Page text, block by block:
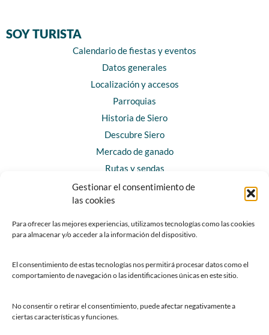
Gestionar el consentimiento de
las cookies
Para ofrecer las mejores experiencias, utilizamos tecnologías como las cookies
para almacenar y/o acceder a la información del dispositivo.
El consentimiento de estas tecnologías nos permitirá procesar datos como el
comportamiento de navegación o las identificaciones únicas en este sitio.
No consentir o retirar el consentimiento, puede afectar negativamente a
ciertas características y funciones.
SOY TURISTA
Calendario de fiestas y eventos
Datos generales
Localización y accesos
Parroquias
Historia de Siero
Descubre Siero
Mercado de ganado
Rutas y sendas
Horarios y contacto
Teléfonos de interés
Chatbot Siero
SEDES ELECTRÓNICAS
Sede del Ayuntamiento de Siero